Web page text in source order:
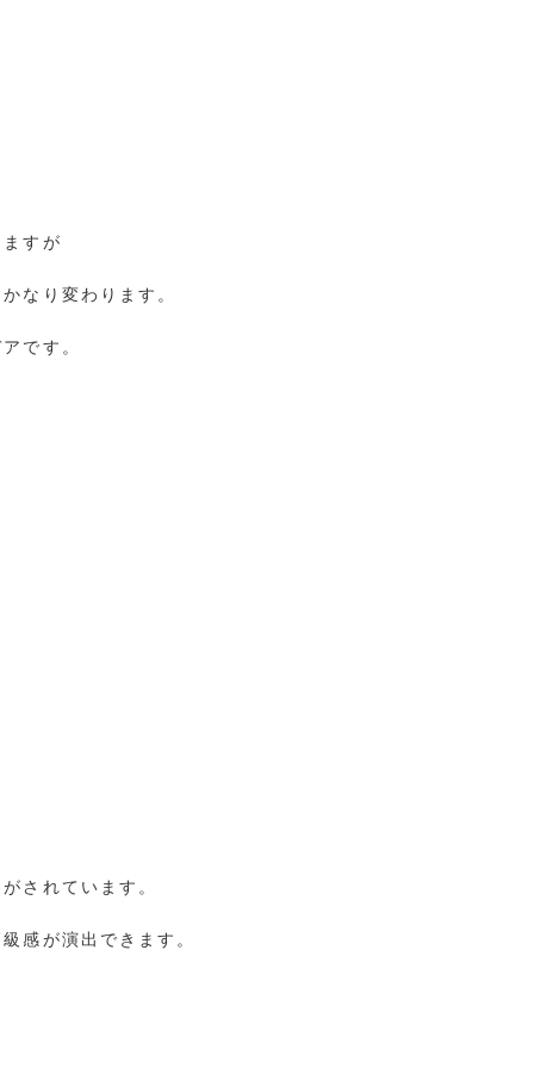
すが
なり変わります。
です。
されています。
感が演出できます。